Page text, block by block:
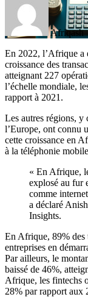
Afriqash
En 2022, l’Afrique a
croissance des
atteignant 227
l’échelle mondiale,
rapport à 2021.
Les autres régions,
l’Europe, ont connu
cette croissance en
à la téléphonie
« En Afrique,
explosé au fur
comme
a déclaré
Insights.
En Afrique, 89% des
entreprises en
Par ailleurs, le
baissé de 46%,
Afrique, les fintechs
28% par rapport aux